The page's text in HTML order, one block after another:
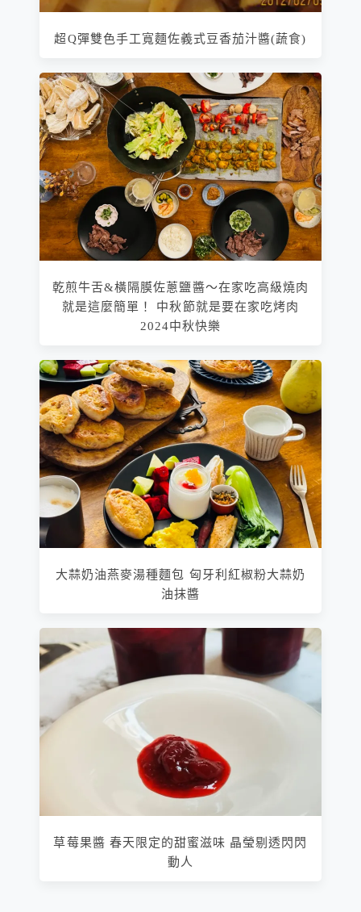
超Q彈雙色手工寬麵佐義式豆香茄汁醬(蔬食)
乾煎牛舌&橫隔膜佐蔥鹽醬～在家吃高級燒肉
就是這麼簡單！ 中秋節就是要在家吃烤肉
2024中秋快樂
大蒜奶油燕麥湯種麵包 匈牙利紅椒粉大蒜奶
油抹醬
草莓果醬 春天限定的甜蜜滋味 晶瑩剔透閃閃
動人